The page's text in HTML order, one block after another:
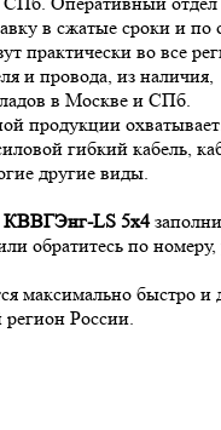
в сжатые сроки и
практически во все
и провода, из наличия,
в Москве и СПб.
продукции
гибкий кабель,
другие виды.
КВВГЭнг-LS 5х4
обратитесь по номеру,
максимально быстро и
России.